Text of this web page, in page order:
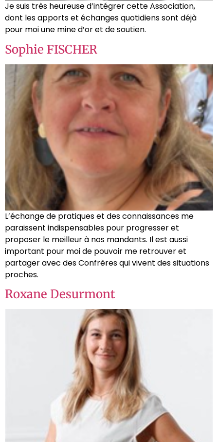
Je suis très heureuse d’intégrer cette Association,
dont les apports et échanges quotidiens sont déjà
pour moi une mine d’or et de soutien.
Sophie FISCHER
L’échange de pratiques et des connaissances me
paraissent indispensables pour progresser et
proposer le meilleur à nos mandants. Il est aussi
important pour moi de pouvoir me retrouver et
partager avec des Confrères qui vivent des situations
proches.
Roxane Desurmont